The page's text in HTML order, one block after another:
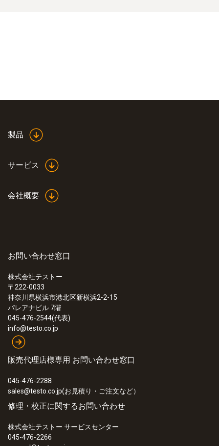
製品
サービス
会社概要
お問い合わせ窓口
株式会社テストー
〒222-0033
神奈川県横浜市港北区新横浜2-2-15
パレアナビル 7階
045-476-2544(代表)
info@testo.co.jp
販売代理店様専用 お問い合わせ窓口
045-476-2288
sales@testo.co.jp(お見積り・ご注文など）
修理・校正に関するお問い合わせ
株式会社テストー サービスセンター
045-476-2266